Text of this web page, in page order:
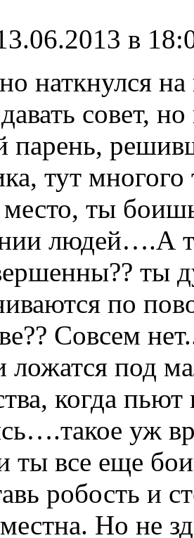
в
наткнулся
совет,
парень,
тут многого
ты
людей….А
ты
по
Совсем
ложатся под
когда
уж
ты все еще
робость и
Но не